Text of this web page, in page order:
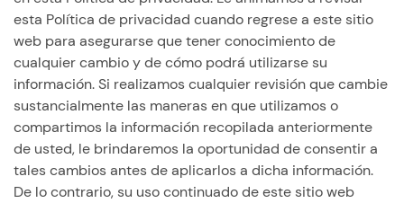
esta Política de privacidad cuando regrese a este sitio
web para asegurarse que tener conocimiento de
cualquier cambio y de cómo podrá utilizarse su
información. Si realizamos cualquier revisión que cambie
sustancialmente las maneras en que utilizamos o
compartimos la información recopilada anteriormente
de usted, le brindaremos la oportunidad de consentir a
tales cambios antes de aplicarlos a dicha información.
De lo contrario, su uso continuado de este sitio web